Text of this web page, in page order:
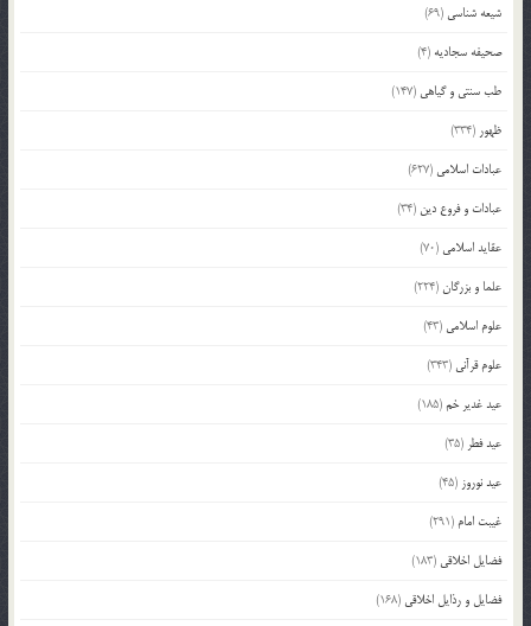
شیعه شناسی (69)
صحیفه سجادیه (4)
طب سنتی و گیاهی (147)
ظهور (334)
عبادات اسلامی (627)
عبادات و فروع دین (34)
عقاید اسلامی (70)
علما و بزرگان(224)
علوم اسلامی (43)
علوم قرآنی (343)
عید غدیر خم(185)
عید فطر (35)
عید نوروز (45)
غیبت امام (291)
فضایل اخلاقی (183)
فضایل و رذایل اخلاقی (168)